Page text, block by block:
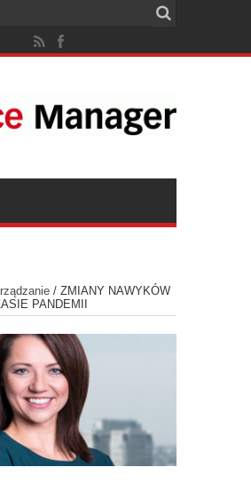
/ ZMIANY NAWYKÓW
PANDEMII